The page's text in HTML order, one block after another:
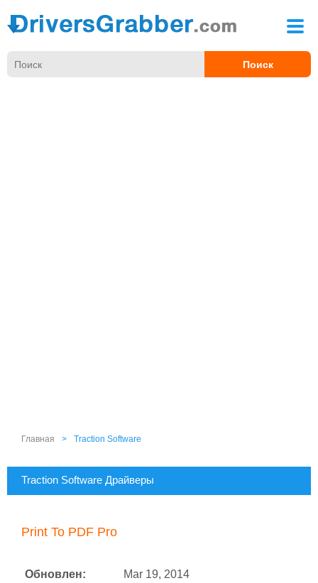
Главная > Traction Software
Traction Software Драйверы
Print To PDF Pro
Обновлен: Mar 19, 2014